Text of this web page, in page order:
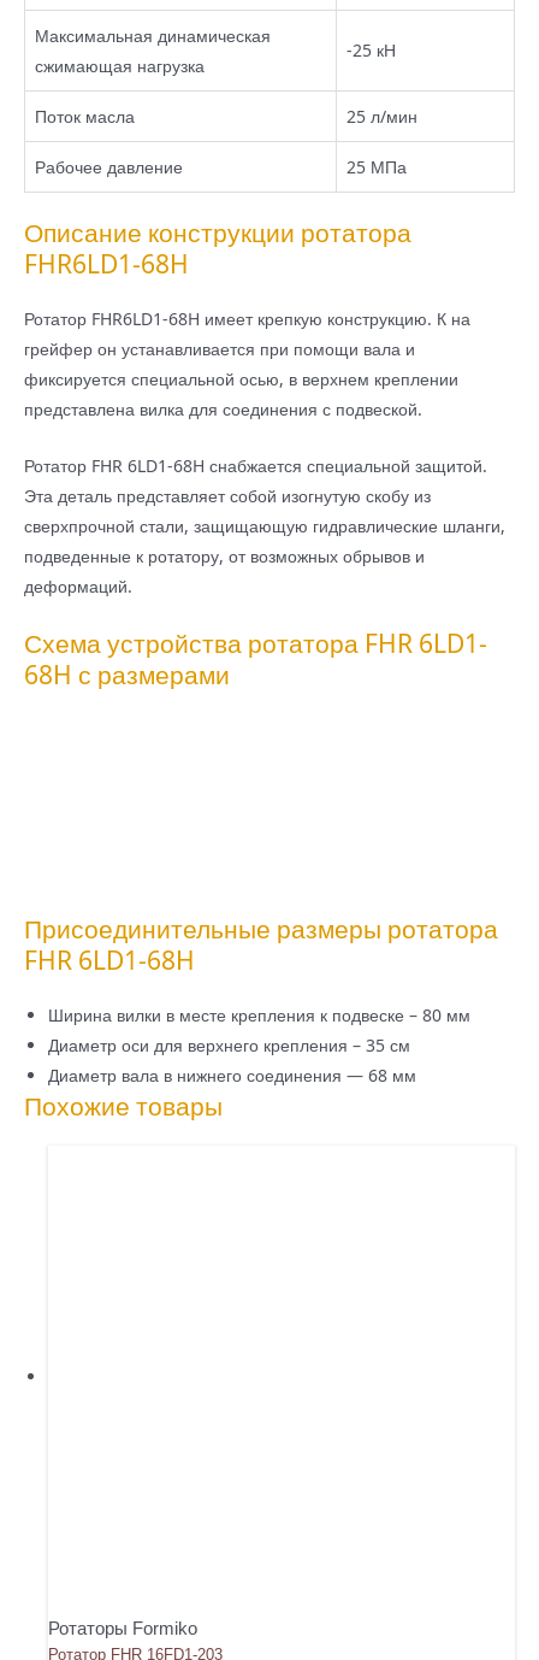
Максимальная динамическая
сжимающая нагрузка
-25 кН
Поток масла 25 л/мин
Рабочее давление 25 МПа
Описание конструкции ротатора
FHR6LD1-68H
Ротатор FHR6LD1-68H имеет крепкую конструкцию. К на
грейфер он устанавливается при помощи вала и
фиксируется специальной осью, в верхнем креплении
представлена вилка для соединения с подвеской.
Ротатор FHR 6LD1-68H снабжается специальной защитой.
Эта деталь представляет собой изогнутую скобу из
сверхпрочной стали, защищающую гидравлические шланги,
подведенные к ротатору, от возможных обрывов и
деформаций.
Схема устройства ротатора FHR 6LD1-
68H с размерами
Присоединительные размеры ротатора
FHR 6LD1-68H
Ширина вилки в месте крепления к подвеске – 80 мм
Диаметр оси для верхнего крепления – 35 см
Диаметр вала в нижнего соединения — 68 мм
Похожие товары
Ротаторы Formiko
Ротатор FHR 16FD1-203